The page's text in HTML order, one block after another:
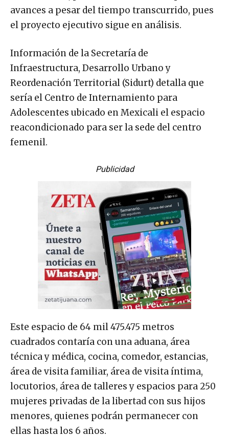
avances a pesar del tiempo transcurrido, pues
el proyecto ejecutivo sigue en análisis.
Información de la Secretaría de
Infraestructura, Desarrollo Urbano y
Reordenación Territorial (Sidurt) detalla que
sería el Centro de Internamiento para
Adolescentes ubicado en Mexicali el espacio
reacondicionado para ser la sede del centro
femenil.
Publicidad
Este espacio de 64 mil 475.475 metros
cuadrados contaría con una aduana, área
técnica y médica, cocina, comedor, estancias,
área de visita familiar, área de visita íntima,
locutorios, área de talleres y espacios para 250
mujeres privadas de la libertad con sus hijos
menores, quienes podrán permanecer con
ellas hasta los 6 años.